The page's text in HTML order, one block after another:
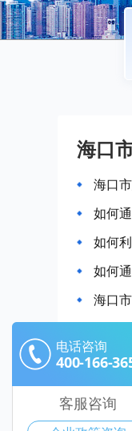
海口
海口
如何
如何
如何
海口
海口
电话咨询
400-166-
客服咨询